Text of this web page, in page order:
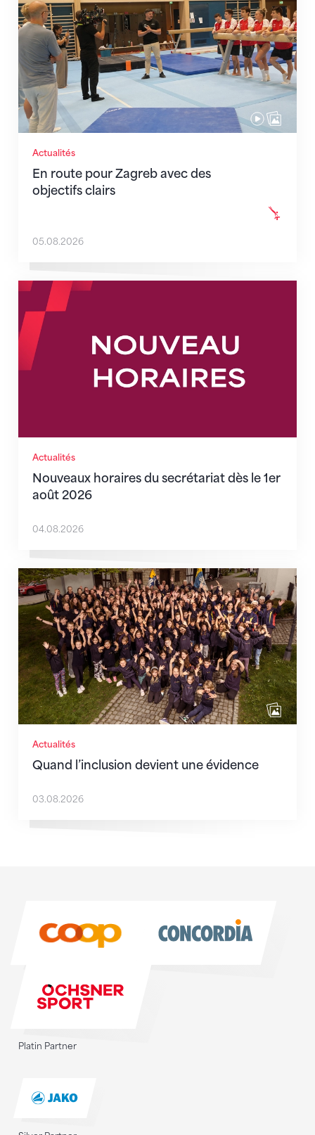
Actualités
En route pour Zagreb avec des
objectifs clairs
05.08.2026
Actualités
Nouveaux horaires du secrétariat dès le 1er
août 2026
Nouveaux horaires du secrétariat dès le 1er août
04.08.2026
Actualités
Quand l’inclusion devient une évidence
Quand l’inclusion devient une évidence
03.08.2026
Platin Partner